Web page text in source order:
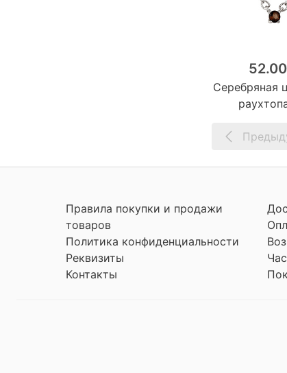
Серебряная
Правила покупки и продажи
товаров
Политика конфиденциальности
Реквизиты
Контакты